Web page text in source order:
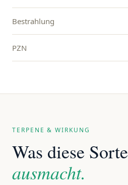
Bestrahlung
PZN
TERPENE & WIRKUNG
Was diese Sorte
ausmacht.